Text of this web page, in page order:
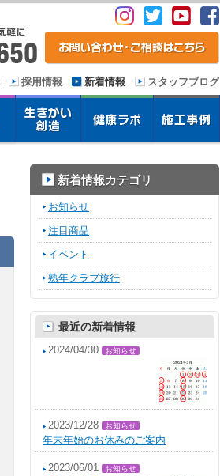
採用情報 新着情報 スタッフブログ
新着情報カテゴリ
お知らせ
注目商品
イベント
熟年クラブ旅行
最近の新着情報
2024/04/30 お知らせ
2023/12/28 お知らせ
年末年始のお休みのご案内
2023/06/01 お知らせ